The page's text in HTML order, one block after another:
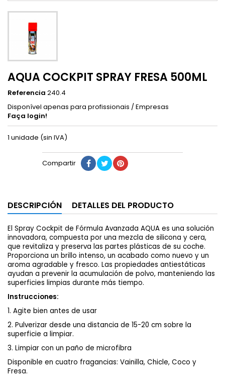
AQUA COCKPIT SPRAY FRESA 500ML
Referencia 240.4
Disponível apenas para profissionais / Empresas
Faça login!
1 unidade (sin IVA)
Compartir
DESCRIPCIÓN DETALLES DEL PRODUCTO
El Spray Cockpit de Fórmula Avanzada AQUA es una solución
innovadora, compuesta por una mezcla de silicona y cera,
que revitaliza y preserva las partes plásticas de su coche.
Proporciona un brillo intenso, un acabado como nuevo y un
aroma agradable y fresco. Las propiedades antiestáticas
ayudan a prevenir la acumulación de polvo, manteniendo las
superficies limpias durante más tiempo.
Instrucciones:
1. Agite bien antes de usar
2. Pulverizar desde una distancia de 15-20 cm sobre la
superficie a limpiar.
3. Limpiar con un paño de microfibra
Disponible en cuatro fragancias: Vainilla, Chicle, Coco y
Fresa.